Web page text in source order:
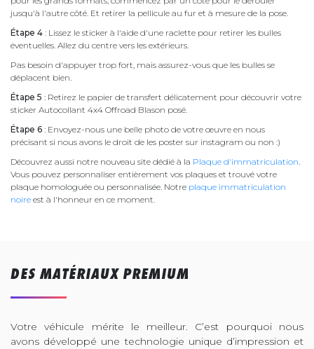
jusqu'à l'autre côté. Et retirer la pellicule au fur et à mesure de la pose.
Étape 4 : Lissez le sticker à l'aide d'une raclette pour retirer les bulles
éventuelles. Allez du centre vers les extérieurs.
Pas besoin d'appuyer trop fort, mais assurez-vous que les bulles se
déplacent bien.
Étape 5 : Retirez le papier de transfert délicatement pour découvrir votre
sticker Autocollant 4x4 Offroad Blason posé.
Étape 6 : Envoyez-nous une belle photo de votre œuvre en nous
précisant si nous avons le droit de les poster sur instagram ou non :)
Découvrez aussi notre nouveau site dédié à la Plaque d'immatriculation.
Vous pouvez personnaliser entièrement vos plaques et trouvé votre
plaque homologuée ou personnalisée. Notre plaque immatriculation
noire est à l'honneur en ce moment.
DES MATÉRIAUX PREMIUM
Votre véhicule mérite le meilleur. C’est pourquoi nous
avons développé une technologie unique d’impression et